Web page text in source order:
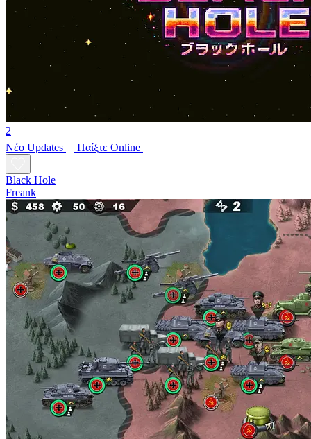
2
Νέο Updates Παίξτε Online
Black Hole
Freank